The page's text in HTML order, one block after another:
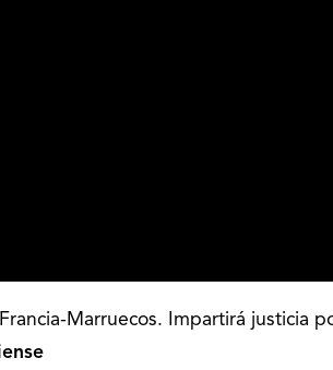
Marruecos. Impartirá justicia